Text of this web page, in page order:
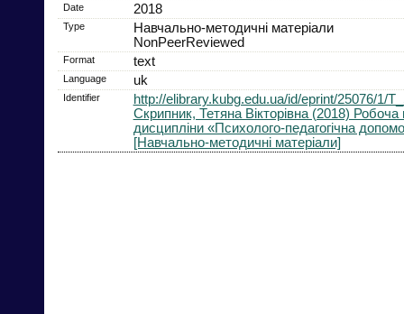
Date 2018
Type
Навчально-методичні матеріали
NonPeerReviewed
Format text
Language uk
Identifier
http://elibrary.kubg.edu.ua/id/eprint/25076/1/
Скрипник, Тетяна Вікторівна (2018) Робоча
дисципліни «Психолого-педагогічна
[Навчально-методичні матеріали]